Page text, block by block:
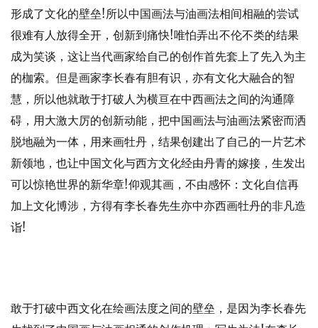
形成了文化的壁垒!所以中国画法与油画法相间相融的尝试
很难有人放得全开，创新到痛快!唯怕弄出不伦不类的结果
成为笑谈，这让当代画家给自己的创作首先套上了先入为主
的枷索。但是画家李长春有胆有识，亦有文化大融合的智
慧，所以他就敢于打破人为横亘在中西画法之间的沟通障
碍，用大激大厉的创新动能，把中国画法与油画法紧密而洒
脱地融为一体，用来画牡丹，结果创建出了自己的一片艺术
新领地，也让中国文化与西方文化经由丹青的嫁接，生发出
可以惊艳世界的新华章!仰观其画，不由感怀：文化自信再
加上文化博涉，方得有李长春先生亦中亦西画牡丹的非凡造
诣!
敢于打破中西文化在绘画法度之间的壁垒，是因为李长春先